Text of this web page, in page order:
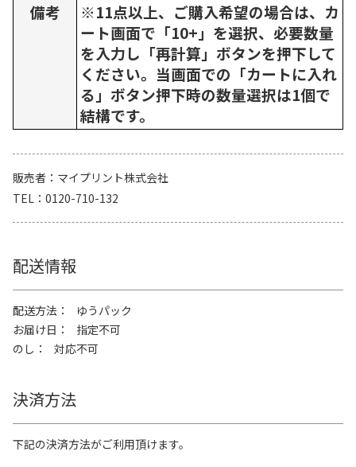
備考
※11点以上、ご購入希望の場合は、カ
ート画面で「10+」を選択、必要数量
を入力し「再計算」ボタンを押下して
ください。当画面での「カートに入れ
る」ボタン押下時の数量選択は1個で
結構です。
販売者
マイプリント株式会社
TEL
0120-710-132
配送情報
配送方法
ゆうパック
お届け日
指定不可
のし
対応不可
決済方法
下記の決済方法がご利用頂けます。